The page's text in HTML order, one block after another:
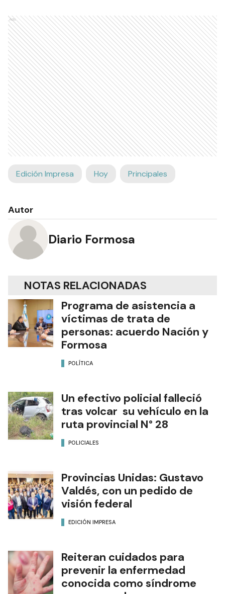
Ads
Edición Impresa Hoy Principales
Autor
Diario Formosa
NOTAS RELACIONADAS
Programa de asistencia a
víctimas de trata de
personas: acuerdo Nación y
Formosa
POLÍTICA
Un efectivo policial falleció
tras volcar su vehículo en la
ruta provincial N° 28
POLICIALES
Provincias Unidas: Gustavo
Valdés, con un pedido de
visión federal
EDICIÓN IMPRESA
Reiteran cuidados para
prevenir la enfermedad
conocida como síndrome